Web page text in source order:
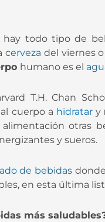
hay todo tipo de
cerveza del viernes
humano es el
T.H. Chan
cuerpo a hidratary
otras
y sueros.
de bebidas
en esta última
más